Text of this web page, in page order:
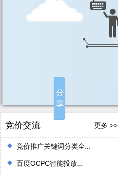
竞价交流 更多 >>
竞价推广关键词分类全...
百度OCPC智能投放...